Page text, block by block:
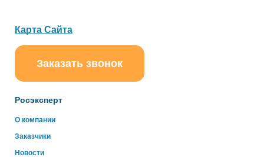
Росэксперт
О компании
Заказчики
Новости
Карта Сайта
Заказать звонок